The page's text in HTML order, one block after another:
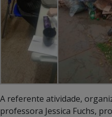
A referente atividade,
professora Jessica Fuchs,